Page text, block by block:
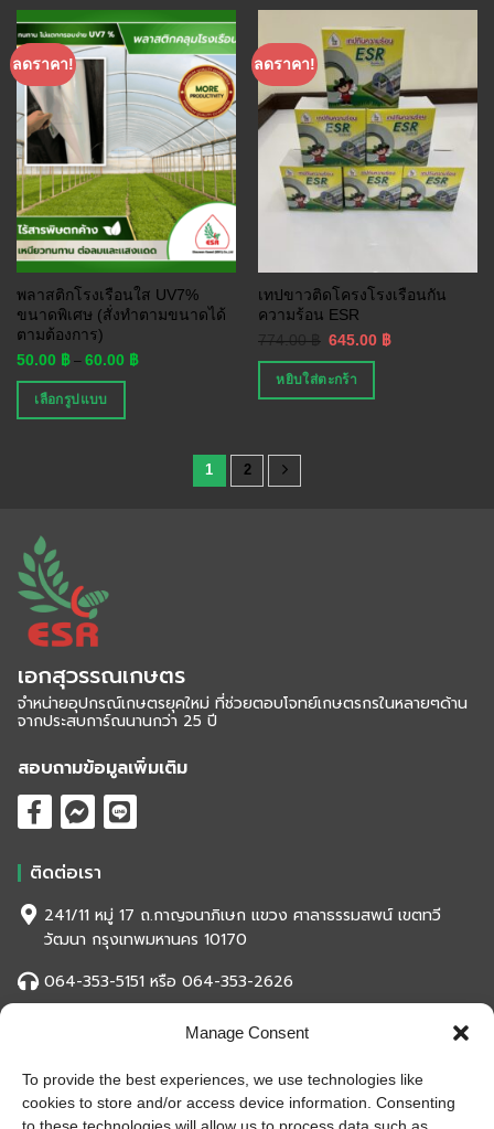
Manage Consent
To provide the best experiences, we use technologies like
cookies to store and/or access device information. Consenting
ลดราคา!
พลาสติกโรงเรือนใส UV7%
ขนาดพิเศษ (สั่งทำตามขนาดได้
ตามต้องการ)
50.00 ฿ – 60.00 ฿
เลือกรูปแบบ
ลดราคา!
เทปขาวติดโครงโรงเรือนกัน
ความร้อน ESR
774.00฿ 645.00 ฿
หยิบใส่ตะกร้า
1 2
เอกสุวรรณเกษตร
จำหน่ายอุปกรณ์เกษตรยุคใหม่ ที่ช่วยตอบโจทย์เกษตรกรในหลายๆด้าน
จากประสบการ์ณนานกว่า 25 ปี
สอบถามข้อมูลเพิ่มเติม
ติดต่อเรา
241/11 หมู่ 17 ถ.กาญจนาภิเษก แขวง ศาลาธรรมสพน์ เขตทวี
วัฒนา กรุงเทพมหานคร 10170
064-353-5151 หรือ 064-353-2626
eksuwanased2001@gmail.com
สถิติของเว็บไซต์